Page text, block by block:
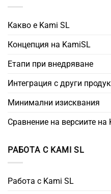
Какво е Kami SL
Концепция на KamiSL
Етапи при внедряване
Интеграция с други
Минимални изисквания
Сравнение на версиите на
РАБОТА С KAMI SL
Работа с Kami SL